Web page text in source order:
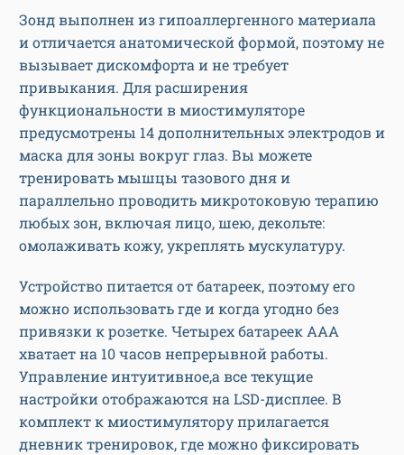
Зонд выполнен из гипоаллергенного материала
и отличается анатомической формой, поэтому не
вызывает дискомфорта и не требует
привыкания. Для расширения
функциональности в миостимуляторе
предусмотрены 14 дополнительных электродов и
маска для зоны вокруг глаз. Вы можете
тренировать мышцы тазового дня и
параллельно проводить микротоковую терапию
любых зон, включая лицо, шею, декольте:
омолаживать кожу, укреплять мускулатуру.
Устройство питается от батареек, поэтому его
можно использовать где и когда угодно без
привязки к розетке. Четырех батареек ААА
хватает на 10 часов непрерывной работы.
Управление интуитивное,а все текущие
настройки отображаются на LSD-дисплее. В
комплект к миостимулятору прилагается
дневник тренировок, где можно фиксировать